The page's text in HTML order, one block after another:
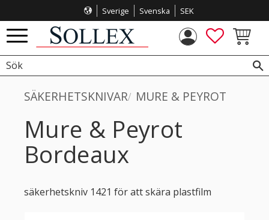
Meny
Sverige Svenska SEK
FAVORITER
SÄKERHETSKNIVAR MURE & PEYROT
Mure & Peyrot
Bordeaux
säkerhetskniv 1421 för att skära plastfilm